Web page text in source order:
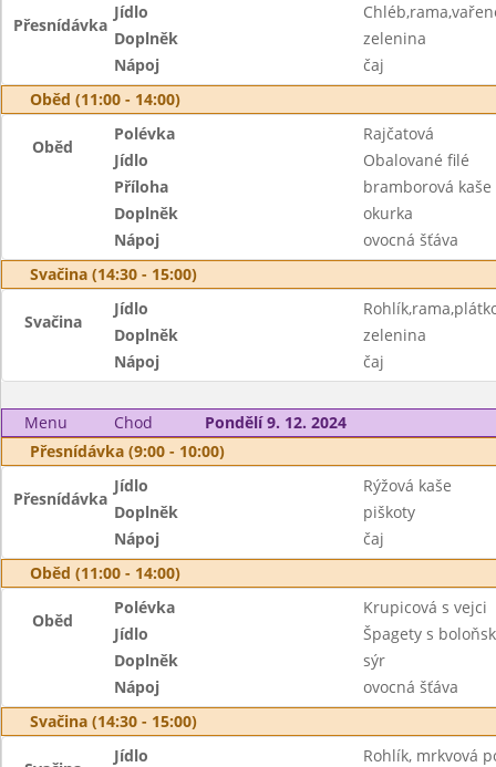
Přesnídávka
Jídlo
Doplněk
zelenina
Nápoj
čaj
Oběd (11:00 - 14:00)
Oběd
Polévka
Rajčatová
Jídlo
Obalované filé
Příloha
bramborová kaše
Doplněk
okurka
Nápoj
ovocná šťáva
Svačina (14:30 - 15:00)
Svačina
Jídlo
Doplněk
zelenina
Nápoj
čaj
Menu Chod
Pondělí 9. 12. 2024
Přesnídávka (9:00 - 10:00)
Přesnídávka
Jídlo
Rýžová kaše
Doplněk
piškoty
Nápoj
čaj
Oběd (11:00 - 14:00)
Oběd
Polévka
Krupicová s vejci
Jídlo
Špagety s
Doplněk
sýr
Nápoj
ovocná šťáva
Svačina (14:30 - 15:00)
Jídlo
Rohlík, mrkvová